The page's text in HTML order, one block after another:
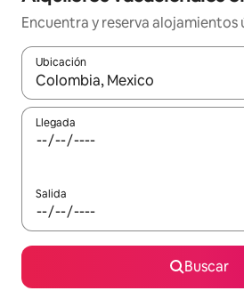
Encuentra y reserva alojamientos
Ubicación
Cuando los resultados estén
Llegada
Salida
Buscar